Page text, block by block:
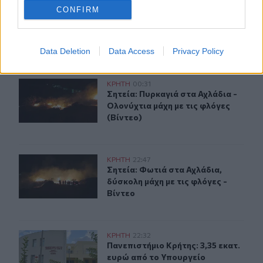
CONFIRM
Data Deletion Data Access Privacy Policy
ΣΧΕΤΙΚA AΡΘΡΑ
Σητεία: Πυρκαγιά στα Αχλάδια - Ολονύχτια μάχη με τις
ΚΡΗΤΗ 00:31
Σητεία: Πυρκαγιά στα Αχλάδια -
Σητεία: Πυρκαγιά στα Αχλάδια -
Ολονύχτια μάχη με τις φλόγες
(Βίντεο)
Σητεία: Φωτιά στα Αχλάδια, δύσκολη μάχη με τις
ΚΡΗΤΗ 22:47
Σητεία: Φωτιά στα Αχλάδια,
Σητεία: Φωτιά στα Αχλάδια,
δύσκολη μάχη με τις φλόγες -
Βίντεο
Πανεπιστήμιο Κρήτης: 3,35 εκατ. ευρώ από το
ΚΡΗΤΗ 22:32
Πανεπιστήμιο Κρήτης: 3,35 εκατ.
Πανεπιστήμιο Κρήτης: 3,35 εκατ.
ευρώ από το Υπουργείο